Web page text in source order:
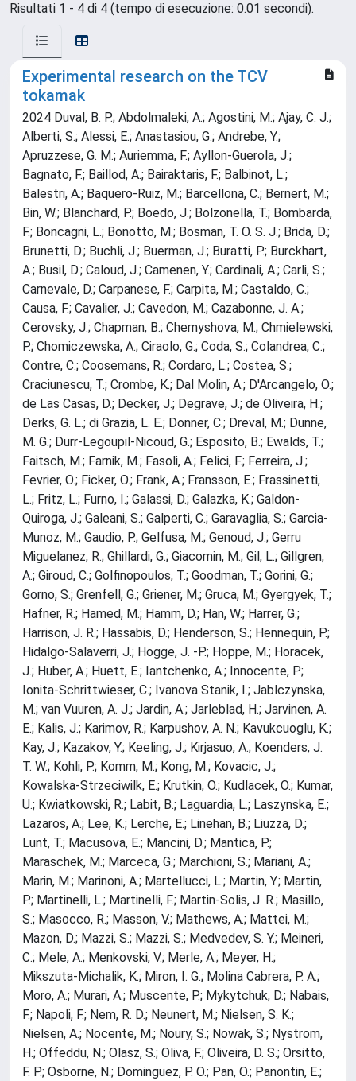
Risultati 1 - 4 di 4 (tempo di esecuzione: 0.01 secondi).
Experimental research on the TCV
tokamak
2024 Duval, B. P.; Abdolmaleki, A.; Agostini, M.; Ajay, C. J.;
Alberti, S.; Alessi, E.; Anastasiou, G.; Andrebe, Y.;
Apruzzese, G. M.; Auriemma, F.; Ayllon-Guerola, J.;
Bagnato, F.; Baillod, A.; Bairaktaris, F.; Balbinot, L.;
Balestri, A.; Baquero-Ruiz, M.; Barcellona, C.; Bernert, M.;
Bin, W.; Blanchard, P.; Boedo, J.; Bolzonella, T.; Bombarda,
F.; Boncagni, L.; Bonotto, M.; Bosman, T. O. S. J.; Brida, D.;
Brunetti, D.; Buchli, J.; Buerman, J.; Buratti, P.; Burckhart,
A.; Busil, D.; Caloud, J.; Camenen, Y.; Cardinali, A.; Carli, S.;
Carnevale, D.; Carpanese, F.; Carpita, M.; Castaldo, C.;
Causa, F.; Cavalier, J.; Cavedon, M.; Cazabonne, J. A.;
Cerovsky, J.; Chapman, B.; Chernyshova, M.; Chmielewski,
P.; Chomiczewska, A.; Ciraolo, G.; Coda, S.; Colandrea, C.;
Contre, C.; Coosemans, R.; Cordaro, L.; Costea, S.;
Craciunescu, T.; Crombe, K.; Dal Molin, A.; D'Arcangelo, O.;
de Las Casas, D.; Decker, J.; Degrave, J.; de Oliveira, H.;
Derks, G. L.; di Grazia, L. E.; Donner, C.; Dreval, M.; Dunne,
M. G.; Durr-Legoupil-Nicoud, G.; Esposito, B.; Ewalds, T.;
Faitsch, M.; Farnik, M.; Fasoli, A.; Felici, F.; Ferreira, J.;
Fevrier, O.; Ficker, O.; Frank, A.; Fransson, E.; Frassinetti,
L.; Fritz, L.; Furno, I.; Galassi, D.; Galazka, K.; Galdon-
Quiroga, J.; Galeani, S.; Galperti, C.; Garavaglia, S.; Garcia-
Munoz, M.; Gaudio, P.; Gelfusa, M.; Genoud, J.; Gerru
Miguelanez, R.; Ghillardi, G.; Giacomin, M.; Gil, L.; Gillgren,
A.; Giroud, C.; Golfinopoulos, T.; Goodman, T.; Gorini, G.;
Gorno, S.; Grenfell, G.; Griener, M.; Gruca, M.; Gyergyek, T.;
Hafner, R.; Hamed, M.; Hamm, D.; Han, W.; Harrer, G.;
Harrison, J. R.; Hassabis, D.; Henderson, S.; Hennequin, P.;
Hidalgo-Salaverri, J.; Hogge, J. -P.; Hoppe, M.; Horacek,
J.; Huber, A.; Huett, E.; Iantchenko, A.; Innocente, P.;
Ionita-Schrittwieser, C.; Ivanova Stanik, I.; Jablczynska,
M.; van Vuuren, A. J.; Jardin, A.; Jarleblad, H.; Jarvinen, A.
E.; Kalis, J.; Karimov, R.; Karpushov, A. N.; Kavukcuoglu, K.;
Kay, J.; Kazakov, Y.; Keeling, J.; Kirjasuo, A.; Koenders, J.
T. W.; Kohli, P.; Komm, M.; Kong, M.; Kovacic, J.;
Kowalska-Strzeciwilk, E.; Krutkin, O.; Kudlacek, O.; Kumar,
U.; Kwiatkowski, R.; Labit, B.; Laguardia, L.; Laszynska, E.;
Lazaros, A.; Lee, K.; Lerche, E.; Linehan, B.; Liuzza, D.;
Lunt, T.; Macusova, E.; Mancini, D.; Mantica, P.;
Maraschek, M.; Marceca, G.; Marchioni, S.; Mariani, A.;
Marin, M.; Marinoni, A.; Martellucci, L.; Martin, Y.; Martin,
P.; Martinelli, L.; Martinelli, F.; Martin-Solis, J. R.; Masillo,
S.; Masocco, R.; Masson, V.; Mathews, A.; Mattei, M.;
Mazon, D.; Mazzi, S.; Mazzi, S.; Medvedev, S. Y.; Meineri,
C.; Mele, A.; Menkovski, V.; Merle, A.; Meyer, H.;
Mikszuta-Michalik, K.; Miron, I. G.; Molina Cabrera, P. A.;
Moro, A.; Murari, A.; Muscente, P.; Mykytchuk, D.; Nabais,
F.; Napoli, F.; Nem, R. D.; Neunert, M.; Nielsen, S. K.;
Nielsen, A.; Nocente, M.; Noury, S.; Nowak, S.; Nystrom,
H.; Offeddu, N.; Olasz, S.; Oliva, F.; Oliveira, D. S.; Orsitto,
F. P.; Osborne, N.; Dominguez, P. O.; Pan, O.; Panontin, E.;